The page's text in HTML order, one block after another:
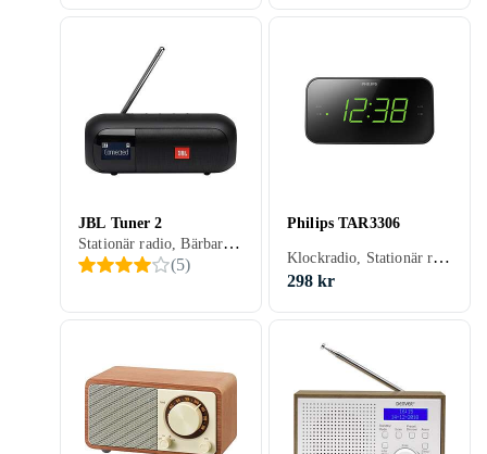
JBL Tuner 2
Stationär radio, Bärbar radio, FM, DAB, DAB+, Batteri, Display, Allvädersskydd (damm/fukttålig), USB, Analog 3,5mm-ingång (Aux)
(5)
Philips TAR3306
Klockradio, Stationär radio, Bärbar radio, FM, MW, Batteri, Klockradio med alarm, Display
298 kr